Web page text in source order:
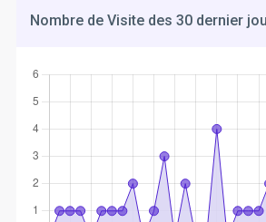
Nombre de Visite des 30 dernier